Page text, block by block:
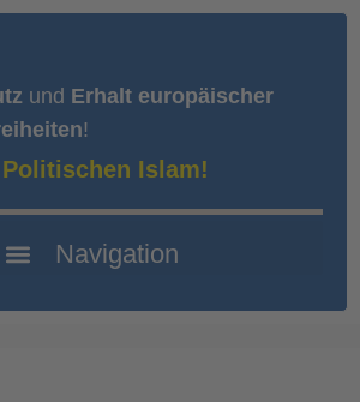
und Erhalt europäischer
!
Islam!